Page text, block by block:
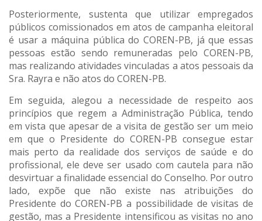
Posteriormente, sustenta que utilizar empregados
públicos comissionados em atos de campanha eleitoral
é usar a máquina pública do COREN-PB, já que essas
pessoas estão sendo remuneradas pelo COREN-PB,
mas realizando atividades vinculadas a atos pessoais da
Sra. Rayra e não atos do COREN-PB.
Em seguida, alegou a necessidade de respeito aos
princípios que regem a Administração Pública, tendo
em vista que apesar de a visita de gestão ser um meio
em que o Presidente do COREN-PB consegue estar
mais perto da realidade dos serviços de saúde e do
profissional, ele deve ser usado com cautela para não
desvirtuar a finalidade essencial do Conselho. Por outro
lado, expõe que não existe nas atribuições do
Presidente do COREN-PB a possibilidade de visitas de
gestão, mas a Presidente intensificou as visitas no ano